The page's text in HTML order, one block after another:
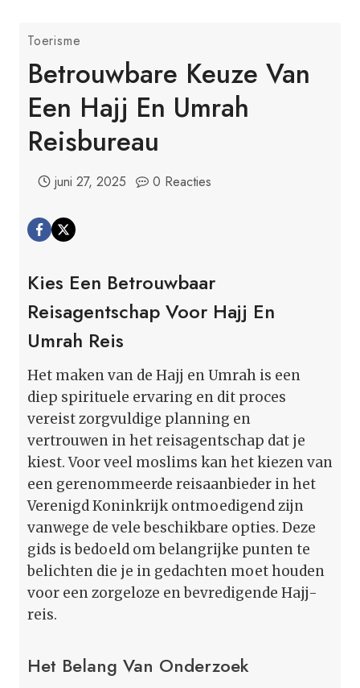
Toerisme
Betrouwbare Keuze Van
Een Hajj En Umrah
Reisbureau
juni 27, 2025 0 Reacties
Kies Een Betrouwbaar
Reisagentschap Voor Hajj En
Umrah Reis
Het maken van de Hajj en Umrah is een
diep spirituele ervaring en dit proces
vereist zorgvuldige planning en
vertrouwen in het reisagentschap dat je
kiest. Voor veel moslims kan het kiezen van
een gerenommeerde reisaanbieder in het
Verenigd Koninkrijk ontmoedigend zijn
vanwege de vele beschikbare opties. Deze
gids is bedoeld om belangrijke punten te
belichten die je in gedachten moet houden
voor een zorgeloze en bevredigende Hajj-
reis.
Het Belang Van Onderzoek